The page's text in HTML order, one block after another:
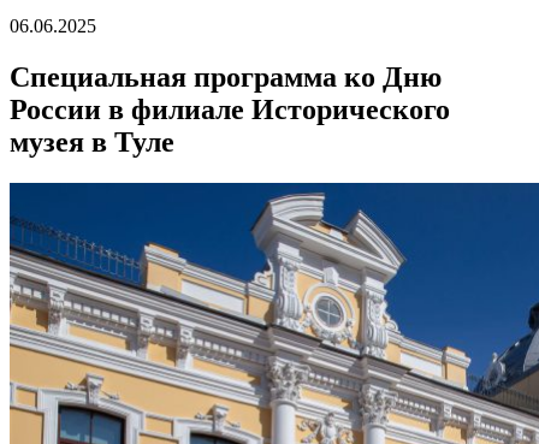
06.06.2025
Специальная программа ко Дню
России в филиале Исторического
музея в Туле